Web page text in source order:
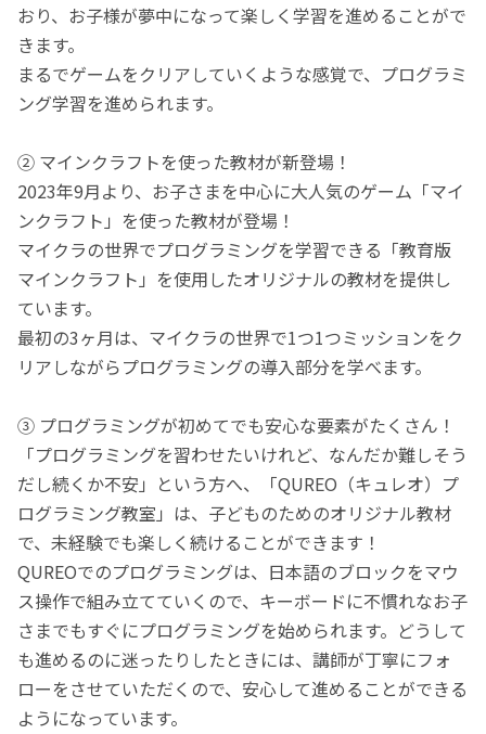
おり、お子様が夢中になって楽しく学習を進めることがで
きます。
まるでゲームをクリアしていくような感覚で、プログラミ
ング学習を進められます。
② マインクラフトを使った教材が新登場！
2023年9月より、お子さまを中心に大人気のゲーム「マイ
ンクラフト」を使った教材が登場！
マイクラの世界でプログラミングを学習できる「教育版
マインクラフト」を使用したオリジナルの教材を提供し
ています。
最初の3ヶ月は、マイクラの世界で1つ1つミッションをク
リアしながらプログラミングの導入部分を学べます。
③ プログラミングが初めてでも安心な要素がたくさん！
「プログラミングを習わせたいけれど、なんだか難しそう
だし続くか不安」という方へ、「QUREO（キュレオ）プ
ログラミング教室」は、子どものためのオリジナル教材
で、未経験でも楽しく続けることができます！
QUREOでのプログラミングは、日本語のブロックをマウ
ス操作で組み立てていくので、キーボードに不慣れなお子
さまでもすぐにプログラミングを始められます。どうして
も進めるのに迷ったりしたときには、講師が丁寧にフォ
ローをさせていただくので、安心して進めることができる
ようになっています。